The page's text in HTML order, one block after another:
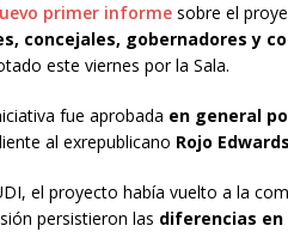
primer informe sobre el
concejales, gobernadores y
este viernes por la Sala.
fue aprobada en general
al exrepublicano Rojo
el proyecto había vuelto a la
persistieron las diferencias